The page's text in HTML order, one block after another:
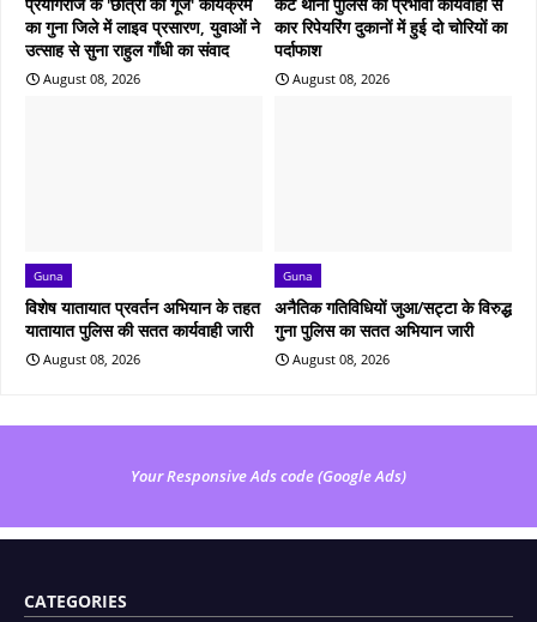
का गुना जिले में लाइव प्रसारण, युवाओं ने
उत्साह से सुना राहुल गाँधी का संवाद
August 08, 2026
कार रिपेयरिंग दुकानों में हुई दो चोरियों का
पर्दाफाश
August 08, 2026
Guna
विशेष यातायात प्रवर्तन अभियान के तहत
यातायात पुलिस की सतत कार्यवाही जारी
August 08, 2026
Guna
अनैतिक गतिविधियों जुआ/सट्टा के विरुद्ध
गुना पुलिस का सतत अभियान जारी
August 08, 2026
Your Responsive Ads code (Google Ads)
CATEGORIES